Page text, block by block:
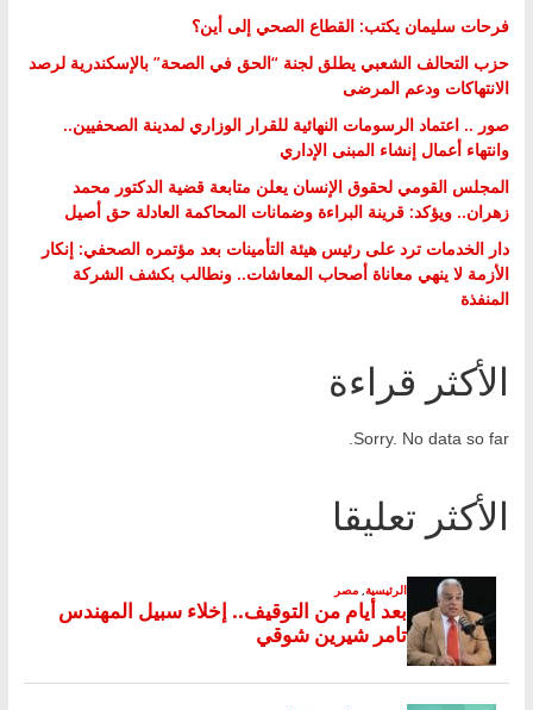
فرحات سليمان يكتب: القطاع الصحي إلى أين؟
حزب التحالف الشعبي يطلق لجنة “الحق في الصحة” بالإسكندرية لرصد
الانتهاكات ودعم المرضى
صور .. اعتماد الرسومات النهائية للقرار الوزاري لمدينة الصحفيين..
وانتهاء أعمال إنشاء المبنى الإداري
المجلس القومي لحقوق الإنسان يعلن متابعة قضية الدكتور محمد
زهران.. ويؤكد: قرينة البراءة وضمانات المحاكمة العادلة حق أصيل
دار الخدمات ترد على رئيس هيئة التأمينات بعد مؤتمره الصحفي: إنكار
الأزمة لا ينهي معاناة أصحاب المعاشات.. ونطالب بكشف الشركة
المنفذة
الأكثر قراءة
Sorry. No data so far.
الأكثر تعليقا